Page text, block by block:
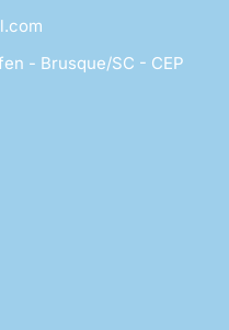
- Brusque/SC - CEP